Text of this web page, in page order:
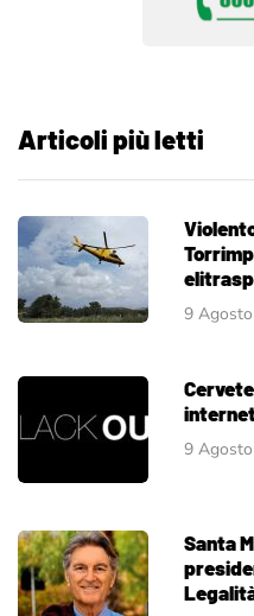
Articoli più letti
9
9
Santa